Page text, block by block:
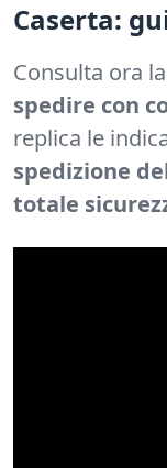
Caserta:
Consulta ora
spedire con
replica le
spedizione
totale